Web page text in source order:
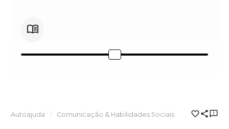
Autoajuda Comunicação & Habilidades Sociais